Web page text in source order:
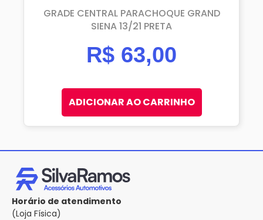
GRADE CENTRAL PARACHOQUE GRAND
SIENA 13/21 PRETA
R$ 63,00
ADICIONAR AO CARRINHO
Horário de atendimento
(Loja Física)